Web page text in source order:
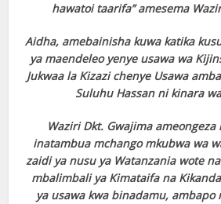
hawatoi taarifa” amesema
Aidha, amebainisha kuwa katika
ya maendeleo yenye usawa wa
Jukwaa la Kizazi chenye Usawa
Suluhu Hassan ni kinara
Waziri Dkt. Gwajima ameongeza
inatambua mchango mkubwa wa
zaidi ya nusu ya Watanzania wote
mbalimbali ya Kimataifa na
ya usawa kwa binadamu, ambapo